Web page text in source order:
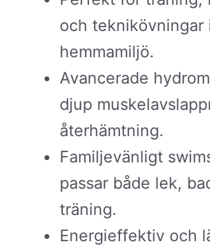
och teknikövningar
hemmamiljö.
Avancerade
djup
återhämtning.
Familjevänligt
passar både lek,
träning.
Energieffektiv och